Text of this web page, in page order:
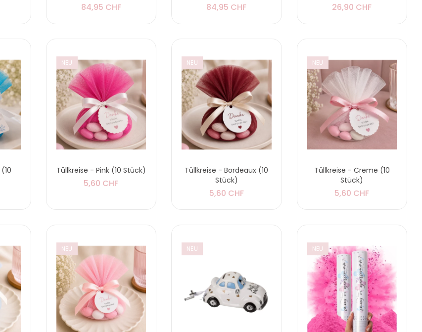
84,95 CHF 84,95 CHF 26,90 CHF
NEU
Tüllkreise - Pink (10 Stück)
5,60 CHF
NEU
Tüllkreise - Bordeaux (10
Stück)
5,60 CHF
NEU
Tüllkreise - Creme (10
Stück)
5,60 CHF
NEU NEU NEU
-
-